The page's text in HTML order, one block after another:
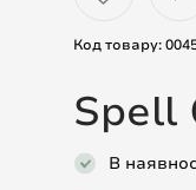
Код товару:
Spell
В